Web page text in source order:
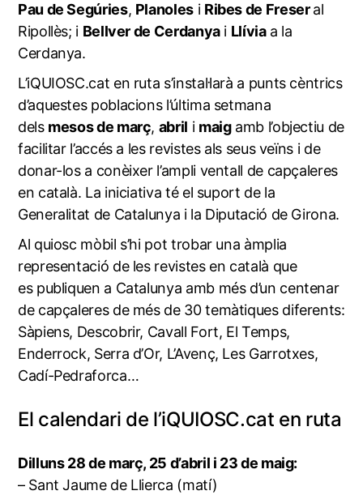
Pau de Segúries, Planolesi Ribes de Freseral
Ripollès; i Bellver de Cerdanyai Llíviaa la
Cerdanya.
L’iQUIOSC.cat en ruta s’instal·larà a punts cèntrics
d’aquestes poblacions l’última setmana
dels mesos de març, abril i maigamb l’objectiu de
facilitar l’accés a les revistes als seus veïns i de
donar-los a conèixer l’ampli ventall de capçaleres
en català. La iniciativa té el suport de la
Generalitat de Catalunya i la Diputació de Girona.
Al quiosc mòbil s’hi pot trobar una àmplia
representació de les revistes en català que
es publiquen a Catalunya amb més d’un centenar
de capçaleres de més de 30 temàtiques diferents:
Sàpiens, Descobrir, Cavall Fort, El Temps,
Enderrock, Serra d’Or, L’Avenç, Les Garrotxes,
Cadí-Pedraforca…
El calendari de l’iQUIOSC.cat en ruta
Dilluns 28 de març, 25 d’abril i 23 de maig:
– Sant Jaume de Llierca (matí)